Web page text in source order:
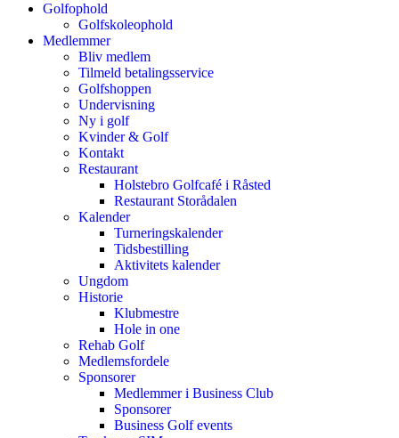
Golfophold
Golfskoleophold
Medlemmer
Bliv medlem
Tilmeld betalingsservice
Golfshoppen
Undervisning
Ny i golf
Kvinder & Golf
Kontakt
Restaurant
Holstebro Golfcafé i Råsted
Restaurant Storådalen
Kalender
Turneringskalender
Tidsbestilling
Aktivitets kalender
Ungdom
Historie
Klubmestre
Hole in one
Rehab Golf
Medlemsfordele
Sponsorer
Medlemmer i Business Club
Sponsorer
Business Golf events